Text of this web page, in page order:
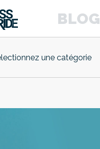
BLOG
une catégorie